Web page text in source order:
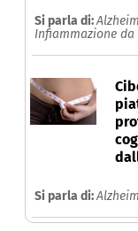
Si parla di:
Infiammazione da
Si parla di: